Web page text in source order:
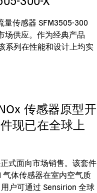
传感器 SFM3505-300
场供应。作为经典产品
系列在性能和设计上均实
传感器原型开
现已在全球上
式面向市场销售。该套件
气体传感器在室内空气质
户可通过 Sensirion 全球